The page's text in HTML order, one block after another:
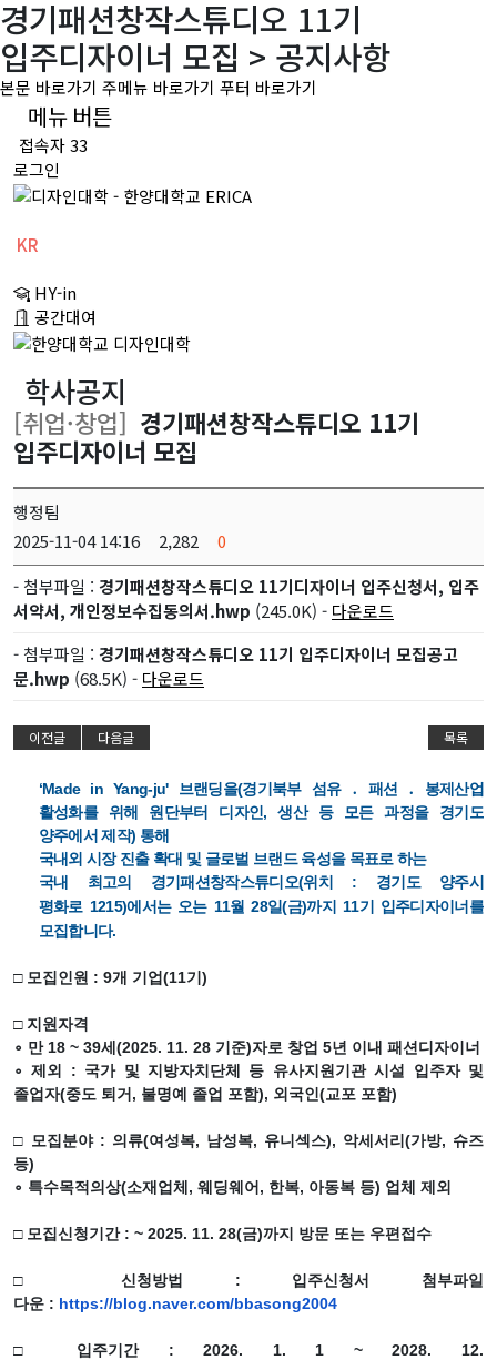
경기패션창작스튜디오 11기
입주디자이너 모집 > 공지사항
본문 바로가기 주메뉴 바로가기 푸터 바로가기
메뉴 버튼
접속자 33
로그인
KR
CH
EN
HY-in
공간대여
학사공지
[취업·창업] 경기패션창작스튜디오 11기
입주디자이너 모집
행정팀
2025-11-04 14:16
2,282
0
- 첨부파일 : 경기패션창작스튜디오 11기디자이너 입주신청서, 입주
서약서, 개인정보수집동의서.hwp (245.0K) - 다운로드
- 첨부파일 : 경기패션창작스튜디오 11기 입주디자이너 모집공고
문.hwp (68.5K) - 다운로드
이전글 다음글 목록
‘Made in Yang-ju' 브랜딩을(경기북부 섬유 ․ 패션 ․ 봉제산업
활성화를 위해 원단부터 디자인 ,생산 등 모든 과정을 경기도
양주에서 제작) 통해
국내외 시장진출 확대 및 글로벌 브랜드 육성을 목표로 하는
국내 최고의 경기패션창작스튜디오(위치 : 경기도 양주시
평화로 1215)에서는 오는 11월28일(금)까지 11기 입주디자이너를
모집합니다.
□ 모집인원 : 9개 기업(11기 )
□ 지원자격
∘ 만 18 ~ 39세 (2025. 11. 28 기준)자로 창업 5년 이내 패션디자이너
∘제외 : 국가 및 지방자치단체 등 유사지원기관 시설 입주자 및
졸업자(중도 퇴거 , 불명예 졸업 포함), 외국인 (교포 포함)
□ 모집분야 : 의류(여성복, 남성복, 유니섹스), 악세서리 (가방, 슈즈
등)
∘ 특수목적의상(소재업체 , 웨딩웨어 , 한복, 아동복 등) 업체 제외
□ 모집신청기간 : ~ 2025. 11. 28(금)까지 방문 또는 우편접수
□신청방법 : 입주신청서 첨부파일
다운 : https://blog.naver.com/bbasong2004
□ 입주기간 : 2026. 1. 1 ~ 2028. 12.